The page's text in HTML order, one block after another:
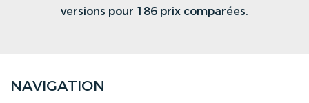
versions pour 186 prix comparées.
NAVIGATION